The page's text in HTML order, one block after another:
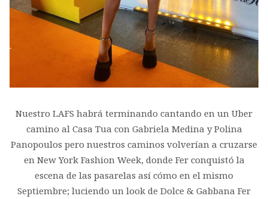
Nuestro LAFS habrá terminando cantando en un Uber
camino al Casa Tua con Gabriela Medina y Polina
Panopoulos pero nuestros caminos volverían a cruzarse
en New York Fashion Week, donde Fer conquistó la
escena de las pasarelas así cómo en el mismo
Septiembre; luciendo un look de Dolce & Gabbana Fer